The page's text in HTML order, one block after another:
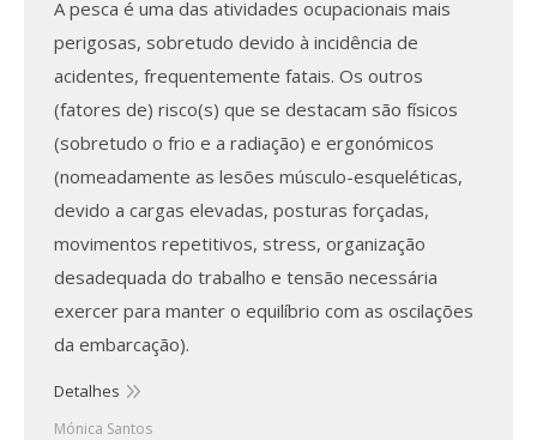
A pesca é uma das atividades ocupacionais mais
perigosas, sobretudo devido à incidência de
acidentes, frequentemente fatais. Os outros
(fatores de) risco(s) que se destacam são físicos
(sobretudo o frio e a radiação) e ergonómicos
(nomeadamente as lesões músculo-esqueléticas,
devido a cargas elevadas, posturas forçadas,
movimentos repetitivos, stress, organização
desadequada do trabalho e tensão necessária
exercer para manter o equilíbrio com as oscilações
da embarcação).
Detalhes
Mónica Santos